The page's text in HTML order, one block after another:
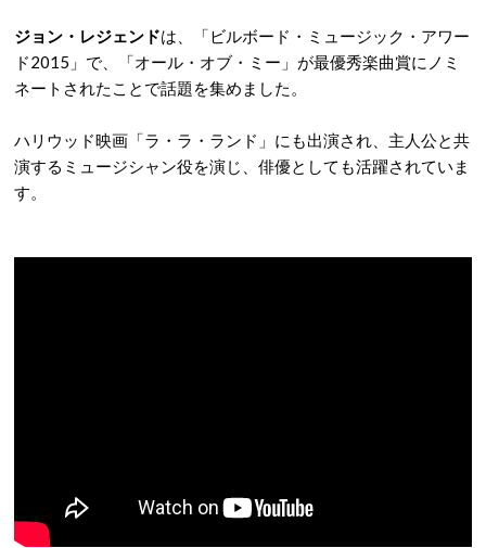
ジョン・レジェンドは、「ビルボード・ミュージック・アワー
ド2015」で、「オール・オブ・ミー」が最優秀楽曲賞にノミ
ネートされたことで話題を集めました。
ハリウッド映画「ラ・ラ・ランド」にも出演され、主人公と共
演するミュージシャン役を演じ、俳優としても活躍されていま
す。